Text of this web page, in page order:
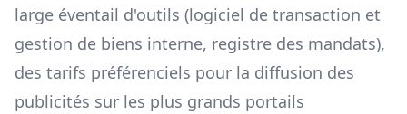
large éventail d'outils (logiciel de transaction et
gestion de biens interne, registre des mandats),
des tarifs préférenciels pour la diffusion des
publicités sur les plus grands portails